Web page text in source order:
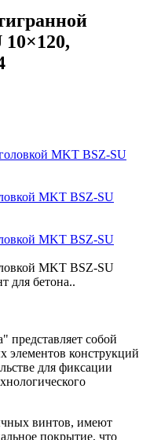
MKT BSZ-SU
MKT BSZ-SU
MKT BSZ-SU
для бетона..
представляет собой
элементов конструкций
для фиксации
винтов, имеют
покрытие, что